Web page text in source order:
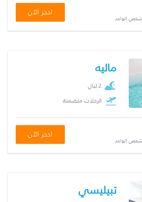
الواحد
احجز الآن
ماليه
2 ليال
الرحلات متضمنة
الواحد
احجز الآن
تبيليسي